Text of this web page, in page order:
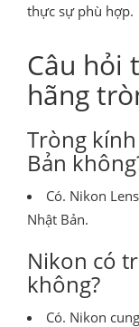
thực sự phù hợp.
Câu hỏi
hãng
Tròng
Bản
Có. Nikon
Nhật Bản.
Nikon có
không?
Có. Nikon